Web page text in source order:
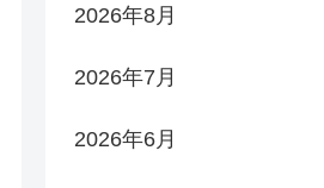
2026年8月
2026年7月
2026年6月